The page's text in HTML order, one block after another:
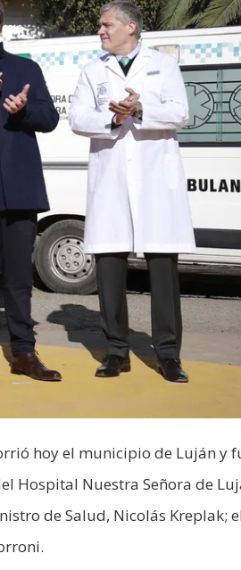
hoy el municipio de Luján y
Hospital Nuestra Señora de
de Salud, Nicolás Kreplak;